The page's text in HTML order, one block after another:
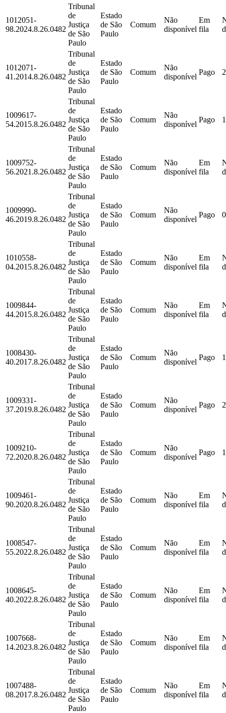
1012051-
98.2024.8.26.0482
Tribunal
de
Justiça
de São
Paulo
Estado
de São
Paulo
Comum
Não
disponível
Em
fila
1012071-
41.2014.8.26.0482
Tribunal
de
Justiça
de São
Paulo
Estado
de São
Paulo
Comum
Não
disponível
Pago
1009617-
54.2015.8.26.0482
Tribunal
de
Justiça
de São
Paulo
Estado
de São
Paulo
Comum
Não
disponível
Pago
1009752-
56.2021.8.26.0482
Tribunal
de
Justiça
de São
Paulo
Estado
de São
Paulo
Comum
Não
disponível
Em
fila
1009990-
46.2019.8.26.0482
Tribunal
de
Justiça
de São
Paulo
Estado
de São
Paulo
Comum
Não
disponível
Pago
1010558-
04.2015.8.26.0482
Tribunal
de
Justiça
de São
Paulo
Estado
de São
Paulo
Comum
Não
disponível
Em
fila
1009844-
44.2015.8.26.0482
Tribunal
de
Justiça
de São
Paulo
Estado
de São
Paulo
Comum
Não
disponível
Em
fila
1008430-
40.2017.8.26.0482
Tribunal
de
Justiça
de São
Paulo
Estado
de São
Paulo
Comum
Não
disponível
Pago
1009331-
37.2019.8.26.0482
Tribunal
de
Justiça
de São
Paulo
Estado
de São
Paulo
Comum
Não
disponível
Pago
1009210-
72.2020.8.26.0482
Tribunal
de
Justiça
de São
Paulo
Estado
de São
Paulo
Comum
Não
disponível
Pago
1009461-
90.2020.8.26.0482
Tribunal
de
Justiça
de São
Paulo
Estado
de São
Paulo
Comum
Não
disponível
Em
fila
1008547-
55.2022.8.26.0482
Tribunal
de
Justiça
de São
Paulo
Estado
de São
Paulo
Comum
Não
disponível
Em
fila
1008645-
40.2022.8.26.0482
Tribunal
de
Justiça
de São
Paulo
Estado
de São
Paulo
Comum
Não
disponível
Em
fila
1007668-
14.2023.8.26.0482
Tribunal
de
Justiça
de São
Paulo
Estado
de São
Paulo
Comum
Não
disponível
Em
fila
1007488-
08.2017.8.26.0482
Tribunal
de
Justiça
de São
Paulo
Estado
de São
Paulo
Comum
Não
disponível
Em
fila